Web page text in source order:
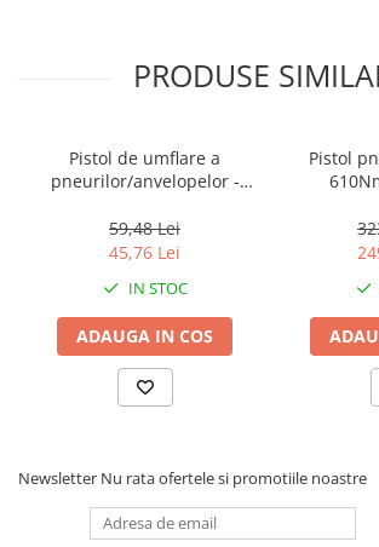
PRODUSE
Pistol de umflare a
pneurilor/anvelopelor -
59,48 Lei
45,76 Lei
IN STOC
ADAUGA IN COS
Pistol
Newsletter Nu rata ofertele si promotiile noastre